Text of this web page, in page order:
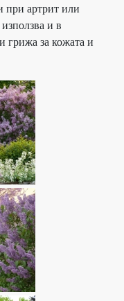
при артрит или
и в
грижа за кожата и